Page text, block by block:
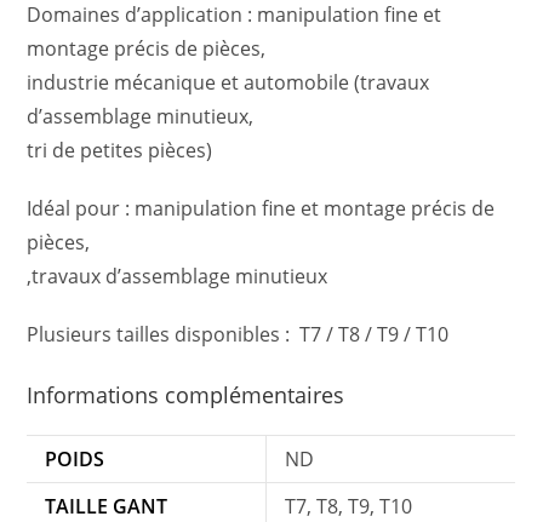
Domaines d’application : manipulation fine et
montage précis de pièces,
industrie mécanique et automobile (travaux
d’assemblage minutieux,
tri de petites pièces)
Idéal pour : manipulation fine et montage précis de
pièces,
,travaux d’assemblage minutieux
Plusieurs tailles disponibles : T7 / T8 / T9 / T10
Informations complémentaires
POIDS
ND
TAILLE GANT
T7, T8, T9, T10